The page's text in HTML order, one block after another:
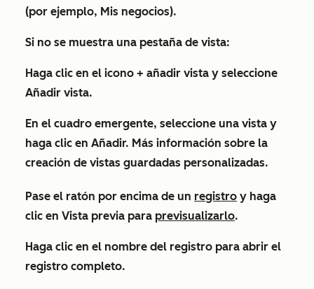
(por ejemplo, Mis negocios).
Si no se muestra una pestaña de vista:
Haga clic en el icono + añadir vista y seleccione
Añadir vista.
En el cuadro emergente, seleccione una vista y
haga clic en Añadir. Más información sobre la
creación de vistas guardadas personalizadas.
Pase el ratón por encima de un registro y haga
clic en Vista previa para previsualizarlo.
Haga clic en el nombre del registro para abrir el
registro completo.